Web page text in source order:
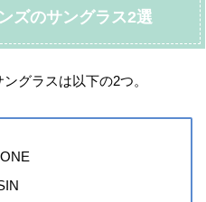
ズのサングラス2選
グラスは以下の2つ。